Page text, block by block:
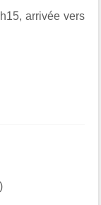
arrivée vers